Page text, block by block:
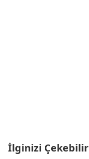
İlginizi Çekebilir